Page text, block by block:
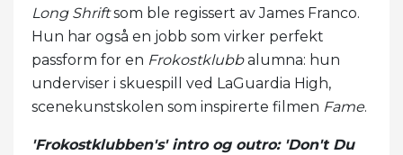
Long Shriftsom ble regissert av James Franco.
Hun har også en jobb som virker perfekt
passform for en Frokostklubbalumna: hun
underviser i skuespill ved LaGuardia High,
scenekunstskolen som inspirerte filmen Fame.
'Frokostklubben's' intro og outro: 'Don't Du